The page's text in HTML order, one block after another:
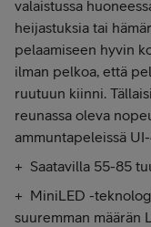
valaistussa
heijastuksia tai
pelaamiseen hyvin
ilman pelkoa, että
ruutuun kiinni.
reunassa oleva
ammuntapeleissä
+ Saatavilla 55-85
+ MiniLED -
suuremman määrän